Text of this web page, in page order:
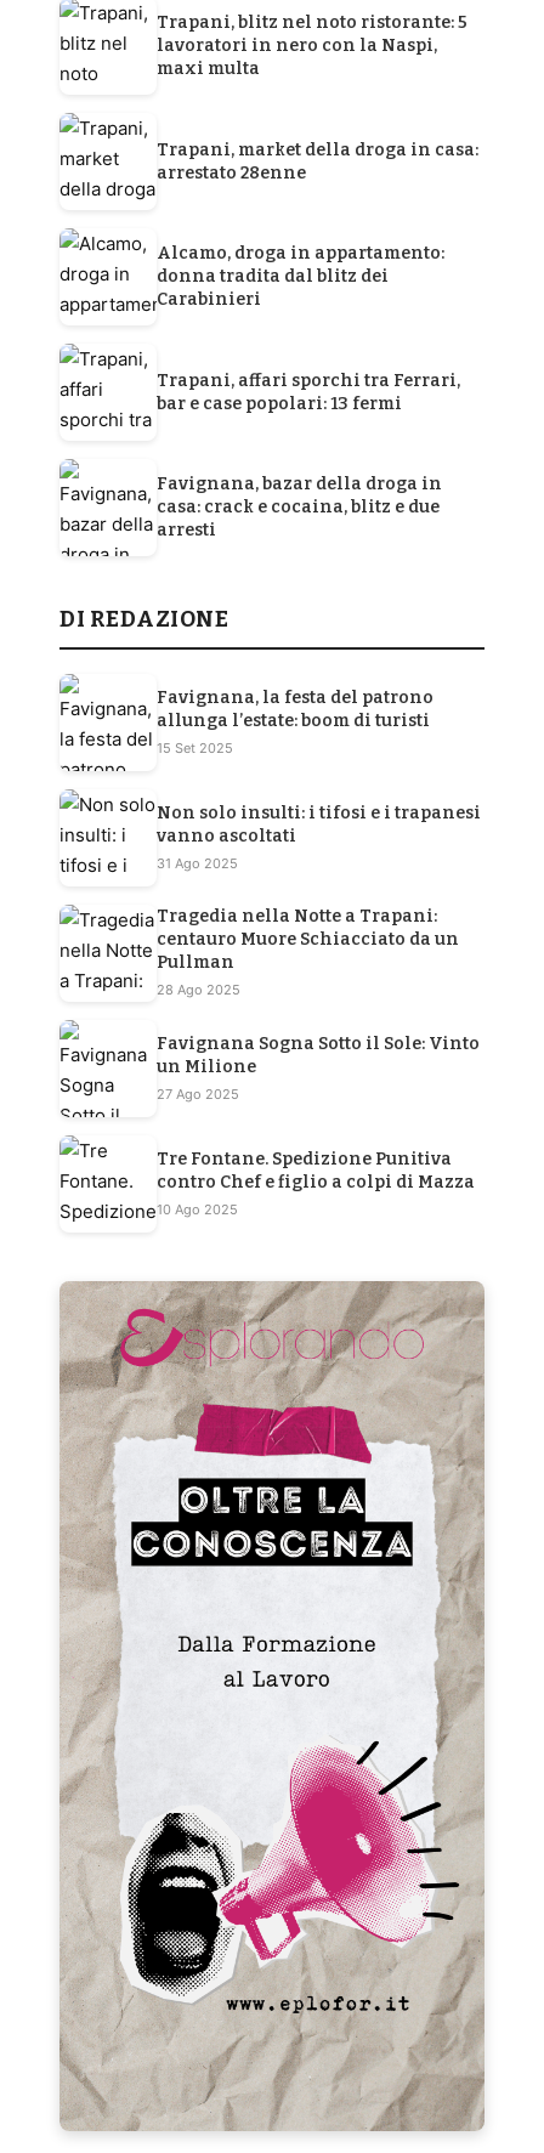
Trapani, blitz nel noto ristorante: 5
lavoratori in nero con la Naspi,
maxi multa
Trapani, market della droga in casa:
arrestato 28enne
Alcamo, droga in appartamento:
donna tradita dal blitz dei
Carabinieri
Trapani, affari sporchi tra Ferrari,
bar e case popolari: 13 fermi
Favignana, bazar della droga in
casa: crack e cocaina, blitz e due
arresti
DI REDAZIONE
Favignana, la festa del patrono
allunga l’estate: boom di turisti
15 Set 2025
Non solo insulti: i tifosi e i trapanesi
vanno ascoltati
31 Ago 2025
Tragedia nella Notte a Trapani:
centauro Muore Schiacciato da un
Pullman
28 Ago 2025
Favignana Sogna Sotto il Sole: Vinto
un Milione
27 Ago 2025
Tre Fontane. Spedizione Punitiva
contro Chef e figlio a colpi di Mazza
10 Ago 2025